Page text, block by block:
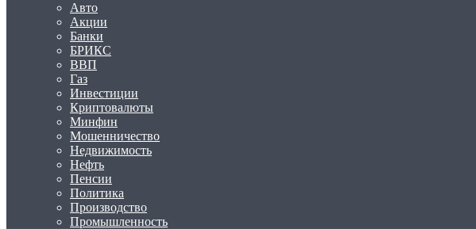
Авто
Акции
Банки
БРИКС
ВВП
Газ
Инвестиции
Криптовалюты
Минфин
Мошенничество
Недвижимость
Нефть
Пенсии
Политика
Производство
Промышленность